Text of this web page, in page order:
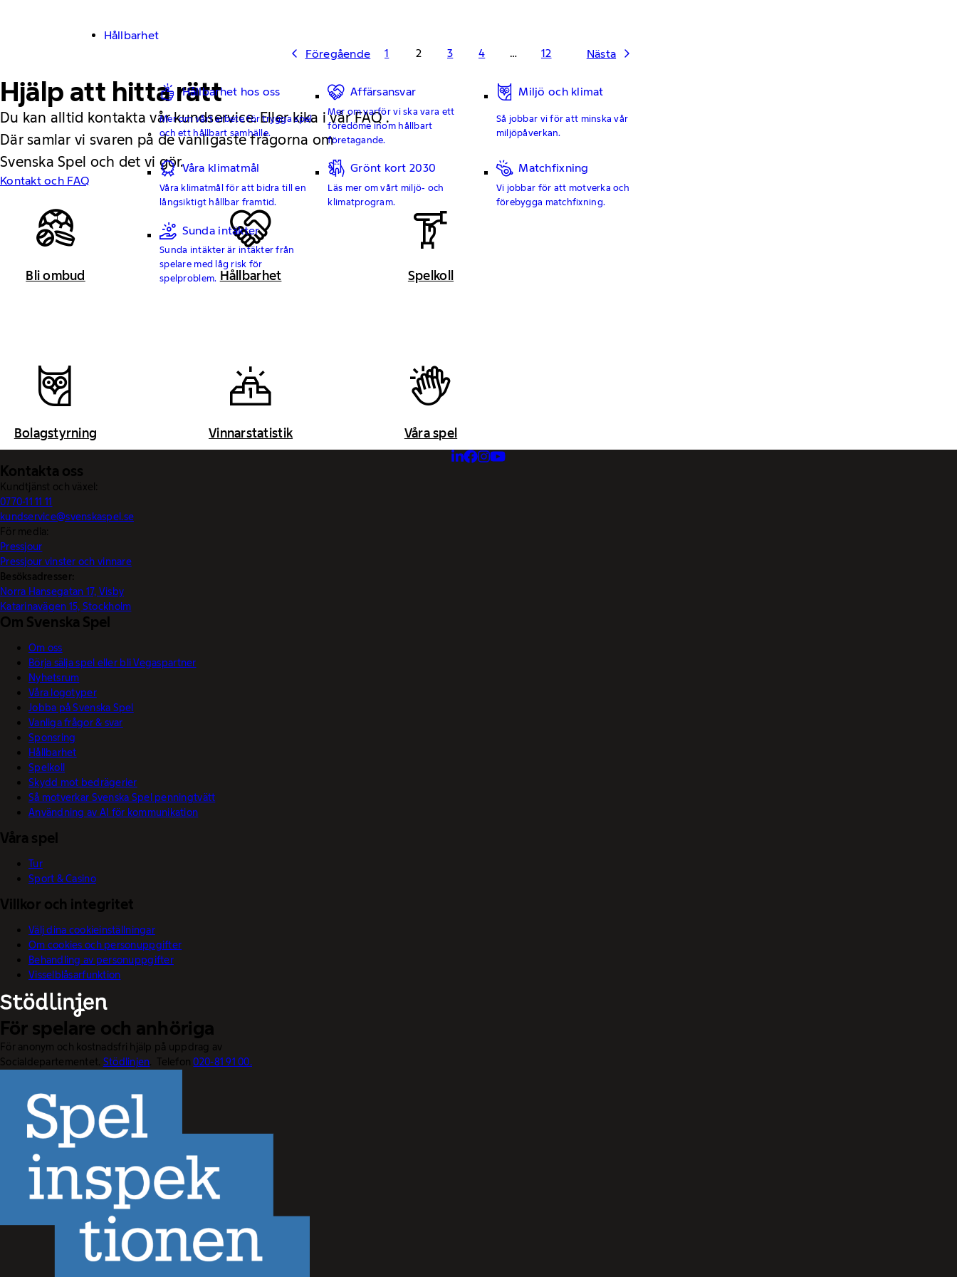
Hållbarhet
Hållbarhet hos oss
Mer om vårt arbete för trygga spel
och ett hållbart samhälle.
Affärsansvar
Mer om varför vi ska vara ett
föredöme inom hållbart
företagande.
Miljö och klimat
Så jobbar vi för att minska vår
miljöpåverkan.
Våra klimatmål
Våra klimatmål för att bidra till en
långsiktigt hållbar framtid.
Grönt kort 2030
Läs mer om vårt miljö- och
klimatprogram.
Matchfixning
Vi jobbar för att motverka och
förebygga matchfixning.
Sunda intäkter
Sunda intäkter är intäkter från
spelare med låg risk för
spelproblem.
Föregående 1 2 3 4 … 12 Nästa
Hjälp att hitta rätt
Du kan alltid kontakta vår kundservice. Eller kika i vår FAQ .
Där samlar vi svaren på de vanligaste frågorna om
Svenska Spel och det vi gör.
Kontakt och FAQ
Bli ombud Hållbarhet Spelkoll
Bolagstyrning Vinnarstatistik Våra spel
Kontakta oss
Kundtjänst och växel:
0770-11 11 11
kundservice@svenskaspel.se
För media:
Pressjour
Pressjour vinster och vinnare
Besöksadresser:
Norra Hansegatan 17, Visby
Katarinavägen 15, Stockholm
Om Svenska Spel
Om oss
Börja sälja spel eller bli Vegaspartner
Nyhetsrum
Våra logotyper
Jobba på Svenska Spel
Vanliga frågor & svar
Sponsring
Hållbarhet
Spelkoll
Skydd mot bedrägerier
Så motverkar Svenska Spel penningtvätt
Användning av AI för kommunikation
Våra spel
Tur
Sport & Casino
Villkor och integritet
Välj dina cookieinställningar
Om cookies och personuppgifter
Behandling av personuppgifter
Visselblåsarfunktion
För spelare och anhöriga
För anonym och kostnadsfri hjälp på uppdrag av
Socialdepartementet. Stödlinjen. Telefon020-81 91 00.